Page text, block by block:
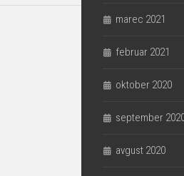
marec 2021
februar 2021
oktober 2020
september
avgust 2020